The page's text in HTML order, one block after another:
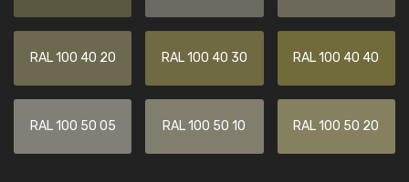
RAL 100 40 20 RAL 100 40 30 RAL 100 40 40
RAL 100 50 05 RAL 100 50 10 RAL 100 50 20